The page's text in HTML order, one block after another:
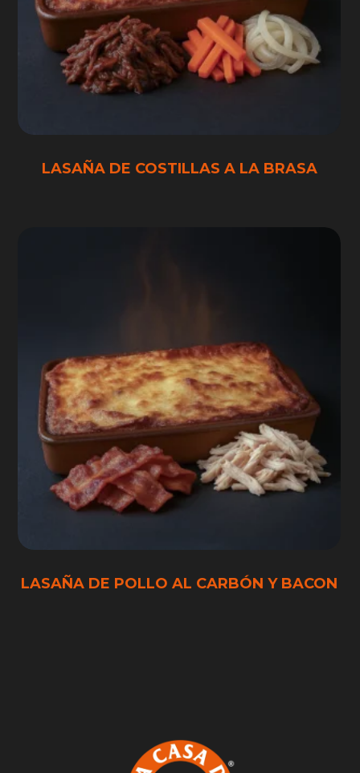
LASAÑA DE COSTILLAS A LA BRASA
LASAÑA DE POLLO AL CARBÓN Y BACON